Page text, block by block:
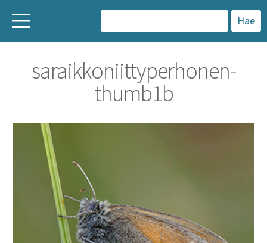
a
k
u
:
saraikkoniittyperhonen-
thumb1b